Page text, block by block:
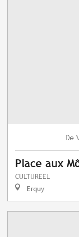
De
Place aux
CULTUREEL
Erquy